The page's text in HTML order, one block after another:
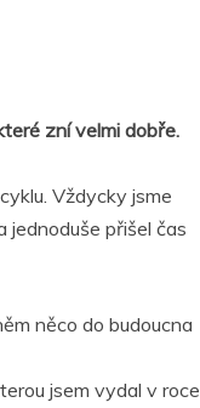
zní velmi dobře.
Vždycky jsme
jednoduše přišel čas
něco do budoucna
jsem vydal v roce